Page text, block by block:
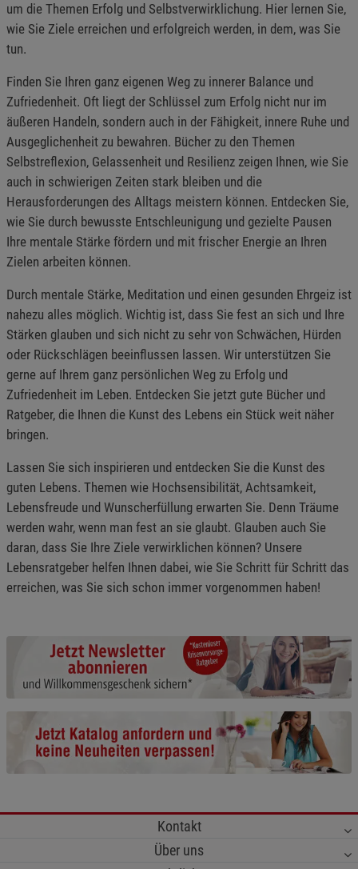
um die Themen Erfolg und Selbstverwirklichung. Hier lernen Sie,
wie Sie Ziele erreichen und erfolgreich werden, in dem, was Sie
tun.
Finden Sie Ihren ganz eigenen Weg zu innerer Balance und
Zufriedenheit. Oft liegt der Schlüssel zum Erfolg nicht nur im
äußeren Handeln, sondern auch in der Fähigkeit, innere Ruhe und
Ausgeglichenheit zu bewahren. Bücher zu den Themen
Selbstreflexion, Gelassenheit und Resilienz zeigen Ihnen, wie Sie
auch in schwierigen Zeiten stark bleiben und die
Herausforderungen des Alltags meistern können. Entdecken Sie,
wie Sie durch bewusste Entschleunigung und gezielte Pausen
Ihre mentale Stärke fördern und mit frischer Energie an Ihren
Zielen arbeiten können.
Durch mentale Stärke, Meditation und einen gesunden Ehrgeiz ist
nahezu alles möglich. Wichtig ist, dass Sie fest an sich und Ihre
Stärken glauben und sich nicht zu sehr von Schwächen, Hürden
oder Rückschlägen beeinflussen lassen. Wir unterstützen Sie
gerne auf Ihrem ganz persönlichen Weg zu Erfolg und
Zufriedenheit im Leben. Entdecken Sie jetzt gute Bücher und
Ratgeber, die Ihnen die Kunst des Lebens ein Stück weit näher
bringen.
Lassen Sie sich inspirieren und entdecken Sie die Kunst des
guten Lebens. Themen wie Hochsensibilität, Achtsamkeit,
Lebensfreude und Wunscherfüllung erwarten Sie. Denn Träume
werden wahr, wenn man fest an sie glaubt. Glauben auch Sie
daran, dass Sie Ihre Ziele verwirklichen können? Unsere
Lebensratgeber helfen Ihnen dabei, wie Sie Schritt für Schritt das
erreichen, was Sie sich schon immer vorgenommen haben!
Kontakt
Über uns